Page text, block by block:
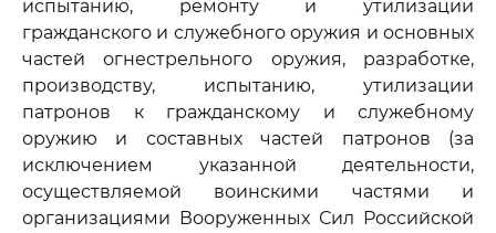
испытанию, ремонту и утилизации
гражданского и служебного оружия и основных
частей огнестрельного оружия, разработке,
производству, испытанию, утилизации
патронов к гражданскому и служебному
оружию и составных частей патронов (за
исключением указанной деятельности,
осуществляемой воинскими частями и
организациями Вооруженных Сил Российской